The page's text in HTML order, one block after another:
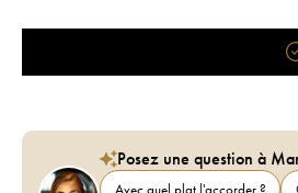
Posez une question à
Avec quel plat l'accorder ?